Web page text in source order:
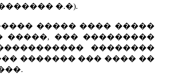
�.�).
����� ���� �����
�����, ��� ���������
��������
������� ��� ���� ��